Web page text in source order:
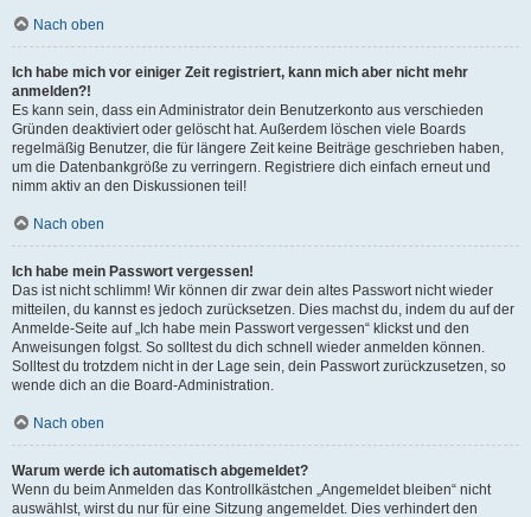
Nach oben
Ich habe mich vor einiger Zeit registriert, kann mich aber nicht mehr
anmelden?!
Es kann sein, dass ein Administrator dein Benutzerkonto aus verschieden
Gründen deaktiviert oder gelöscht hat. Außerdem löschen viele Boards
regelmäßig Benutzer, die für längere Zeit keine Beiträge geschrieben haben,
um die Datenbankgröße zu verringern. Registriere dich einfach erneut und
nimm aktiv an den Diskussionen teil!
Nach oben
Ich habe mein Passwort vergessen!
Das ist nicht schlimm! Wir können dir zwar dein altes Passwort nicht wieder
mitteilen, du kannst es jedoch zurücksetzen. Dies machst du, indem du auf der
Anmelde-Seite auf „Ich habe mein Passwort vergessen“ klickst und den
Anweisungen folgst. So solltest du dich schnell wieder anmelden können.
Solltest du trotzdem nicht in der Lage sein, dein Passwort zurückzusetzen, so
wende dich an die Board-Administration.
Nach oben
Warum werde ich automatisch abgemeldet?
Wenn du beim Anmelden das Kontrollkästchen „Angemeldet bleiben“ nicht
auswählst, wirst du nur für eine Sitzung angemeldet. Dies verhindert den